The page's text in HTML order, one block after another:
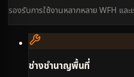
รองรับการใช้งานหลากหลาย WFH แล
ช่างชำนาญพื้นที่